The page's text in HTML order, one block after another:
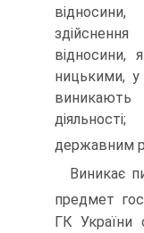
здійснення
відносини,
ницькими, у
державним
Виникає
предмет
ГК України